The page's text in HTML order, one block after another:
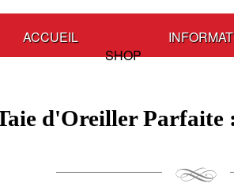
ACCUEIL
SHOP
d'Oreiller Parfaite